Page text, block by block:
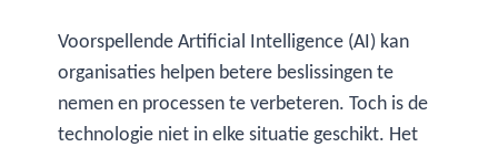
Voorspellende Artificial Intelligence (AI) kan
organisaties helpen betere beslissingen te
nemen en processen te verbeteren. Toch is de
technologie niet in elke situatie geschikt. Het